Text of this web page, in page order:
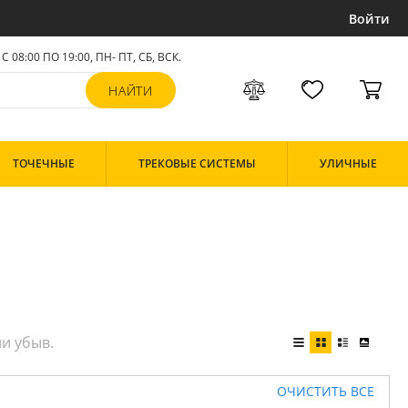
Войти
С 08:00 ПО 19:00, ПН- ПТ, СБ, ВСК.
ТОЧЕЧНЫЕ ТРЕКОВЫЕ СИСТЕМЫ УЛИЧНЫЕ
ОЧИСТИТЬ ВСЕ